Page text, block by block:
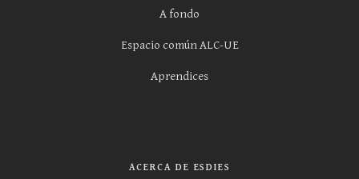
A fondo
Espacio común ALC-UE
Aprendices
ACERCA DE ESDIES